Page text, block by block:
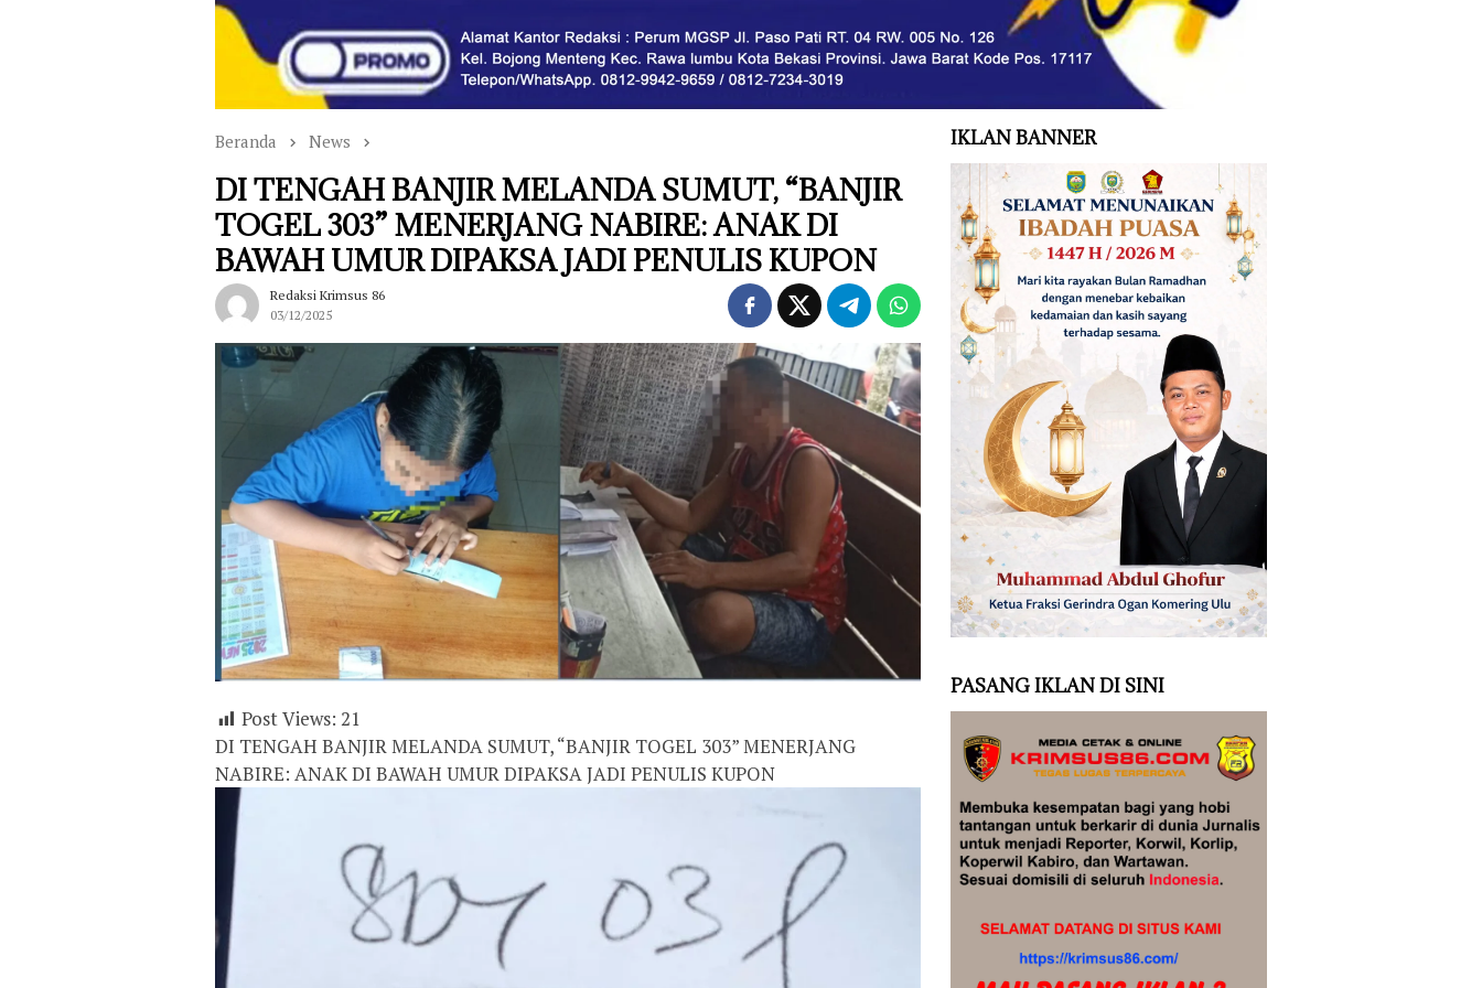
Beranda News
DI TENGAH BANJIR MELANDA SUMUT, “BANJIR
TOGEL 303” MENERJANG NABIRE: ANAK DI
BAWAH UMUR DIPAKSA JADI PENULIS KUPON
Redaksi Krimsus 86
03/12/2025
Post Views: 21
DI TENGAH BANJIR MELANDA SUMUT, “BANJIR TOGEL 303” MENERJANG
NABIRE: ANAK DI BAWAH UMUR DIPAKSA JADI PENULIS KUPON
IKLAN BANNER
PASANG IKLAN DI SINI